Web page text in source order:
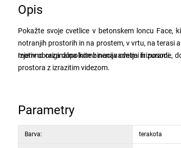
Opis
Pokažte svoje cvetlice v betonskem loncu Face,
notranjih prostorih in na prostem, v vrtu, na terasi
motiv obraza dopolnite z nenavadnimi frizurami.
Izjemno originalna kombinacija cvetja in posode,
prostora z izrazitim videzom.
Parametry
Barva: terakota